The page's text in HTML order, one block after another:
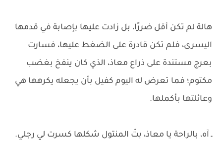
هالة لم تكن أقل ضررًا، بل زادت عليها بإصابة في قدمها
اليسرى، فلم تكن قادرة على الضغط عليها، فسارت
بعرج مستندة على ذراع معاذ، الذي كان ينفخ بغضب
مكتوم؛ فما تعرض له اليوم كفيل بأن يجعله يكرهها هي
وعائلتها بأكملها.
ـ آه، بالراحة يا معاذ، بتّ المنتول شكلها كسرت لي رجلي.